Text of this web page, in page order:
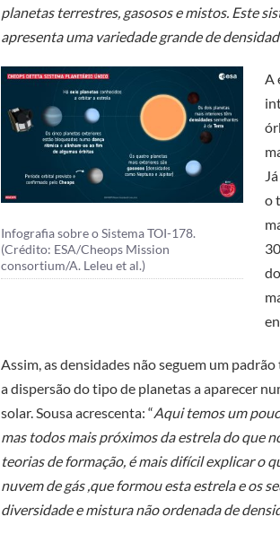
planetas terrestres, gasosos e mistos. Este
apresenta uma variedade grande de
Infografia sobre o Sistema TOI-178.
(Crédito: ESA/Cheops Mission
consortium/A. Leleu et al.)
A
o
Assim, as densidades não seguem um
a dispersão do tipo de planetas a aparecer
solar. Sousa acrescenta: “Aqui temos um
mas todos mais próximos da estrela do que
teorias de formação, é mais difícil explicar o
nuvem de gás ,que formou esta estrela e os
diversidade e mistura não ordenada de